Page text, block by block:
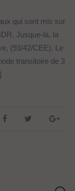
qui sont mis sur
Jusque-là, la
(93/42/CEE). Le
transitoire de 3